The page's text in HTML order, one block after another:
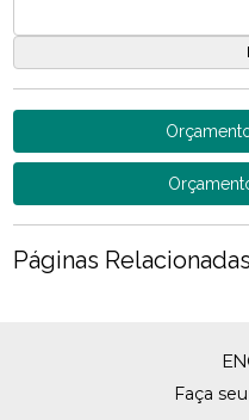
Páginas
Faça